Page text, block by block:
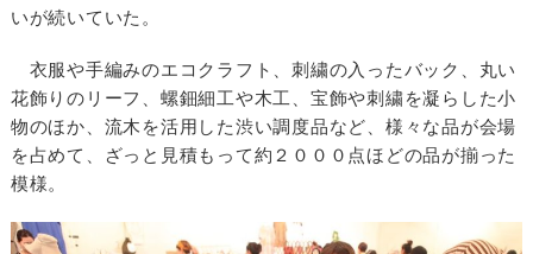
いが続いていた。
衣服や手編みのエコクラフト、刺繍の入ったバック、丸い
花飾りのリーフ、螺鈿細工や木工、宝飾や刺繍を凝らした小
物のほか、流木を活用した渋い調度品など、様々な品が会場
を占めて、ざっと見積もって約２０００点ほどの品が揃った
模様。